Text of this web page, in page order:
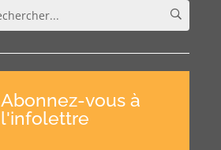
Abonnez-vous à
l'infolettre